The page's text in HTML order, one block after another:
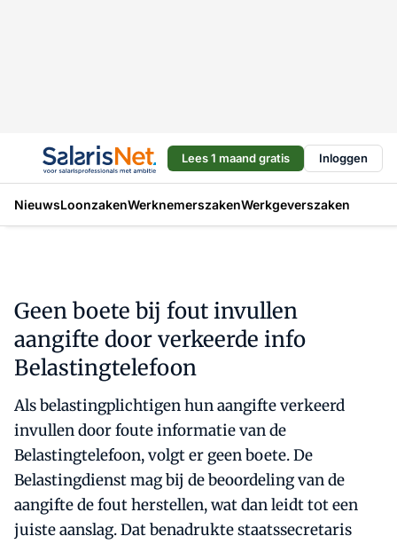
Lees 1 maand gratis Inloggen
NieuwsLoonzakenWerknemerszakenWerkgeverszaken
Geen boete bij fout invullen
aangifte door verkeerde info
Belastingtelefoon
Als belastingplichtigen hun aangifte verkeerd
invullen door foute informatie van de
Belastingtelefoon, volgt er geen boete. De
Belastingdienst mag bij de beoordeling van de
aangifte de fout herstellen, wat dan leidt tot een
juiste aanslag. Dat benadrukte staatssecretaris